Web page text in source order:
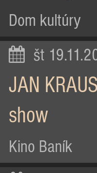
Dom kultúry
št
JAN
show
Kino Baník